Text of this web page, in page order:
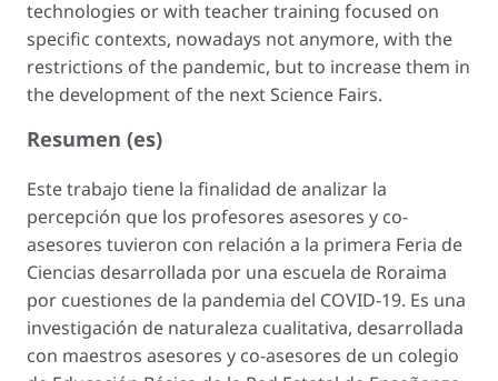
technologies or with teacher training focused on
specific contexts, nowadays not anymore, with the
restrictions of the pandemic, but to increase them in
the development of the next Science Fairs.
Resumen (es)
Este trabajo tiene la finalidad de analizar la
percepción que los profesores asesores y co-
asesores tuvieron con relación a la primera Feria de
Ciencias desarrollada por una escuela de Roraima
por cuestiones de la pandemia del COVID-19. Es una
investigación de naturaleza cualitativa, desarrollada
con maestros asesores y co-asesores de un colegio